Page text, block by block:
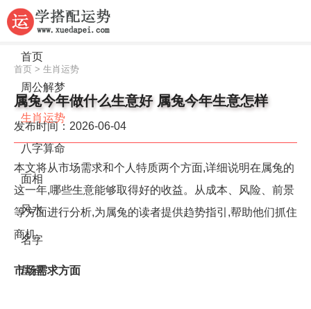
首页
周公解梦
生肖运势
八字算命
面相
风水
名字
星座
首页 > 生肖运势
属兔今年做什么生意好 属兔今年生意怎样
发布时间：2026-06-04
本文将从市场需求和个人特质两个方面,详细说明在属兔的
这一年,哪些生意能够取得好的收益。从成本、风险、前景
等方面进行分析,为属兔的读者提供趋势指引,帮助他们抓住
商机。
市场需求方面